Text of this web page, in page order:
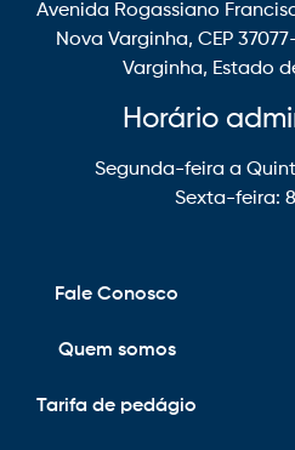
Avenida Rogassiano
Nova Varginha, CEP
Varginha, Estado
Horário
Segunda-feira a
Sexta-feira:
Fale Conosco
Quem somos
Tarifa de pedágio